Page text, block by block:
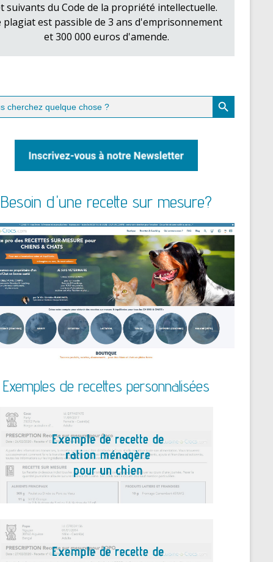
suivants du Code de la propriété intellectuelle.
plagiat est passible de 3 ans d'emprisonnement
et 300 000 euros d'amende.
Search Button
Besoin d'une recette sur mesure?
Exemples de recettes personnalisées